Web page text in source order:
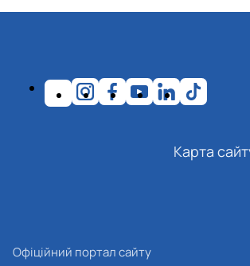
Карта
Офіційний портал сайту